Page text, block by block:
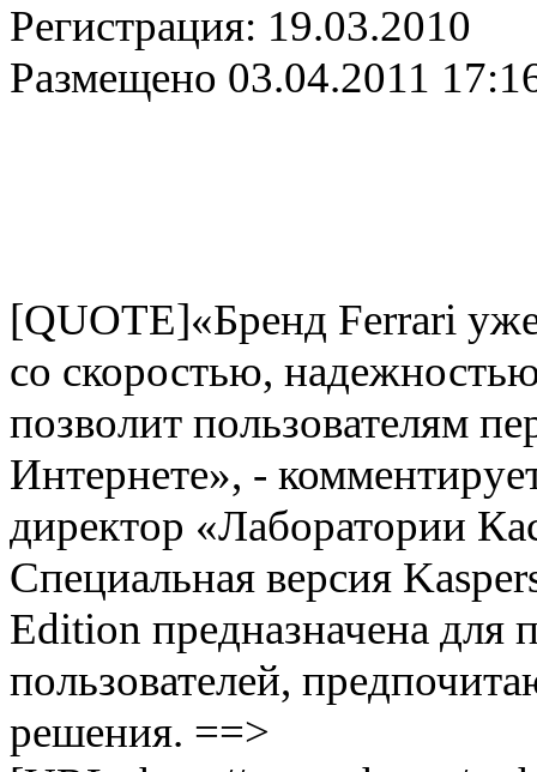
Регистрация: 19.03.2010
Размещено 03.04.2011
[QUOTE]«Бренд Ferrari
со скоростью,
позволит пользователям
Интернете», -
директор «Лаборатории
Специальная версия
Edition предназначена для
пользователей,
решения. ==>